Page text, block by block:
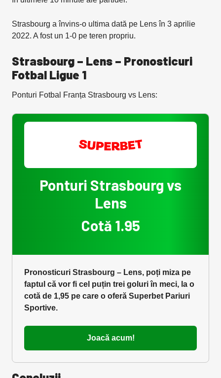
Strasbourg a învins-o ultima dată pe Lens în 3 aprilie
2022. A fost un 1-0 pe teren propriu.
Strasbourg – Lens – Pronosticuri
Fotbal Ligue 1
Ponturi Fotbal Franța Strasbourg vs Lens:
Ponturi Strasbourg vs
Lens
Cotă 1.95
Pronosticuri Strasbourg – Lens, poți miza pe
faptul că vor fi cel puțin trei goluri în meci, la o
cotă de 1,95 pe care o oferă Superbet Pariuri
Sportive.
Joacă acum!